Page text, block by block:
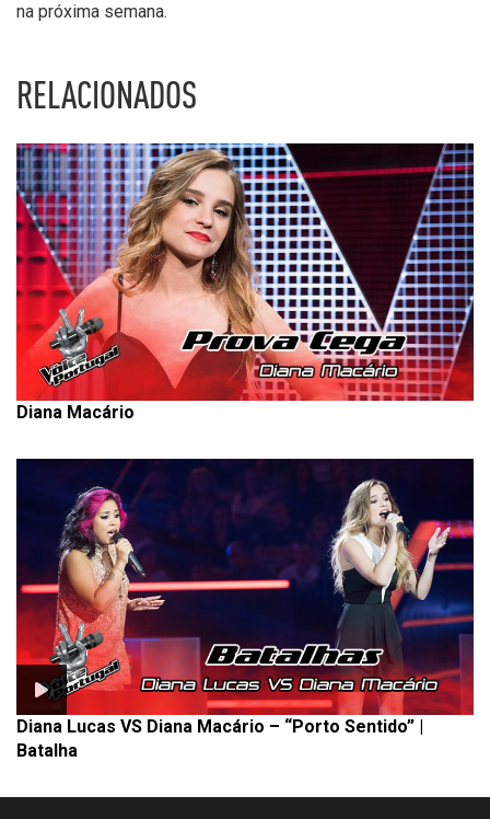
na próxima semana.
RELACIONADOS
Diana Macário
Diana Lucas VS Diana Macário – “Porto Sentido” |
Batalha